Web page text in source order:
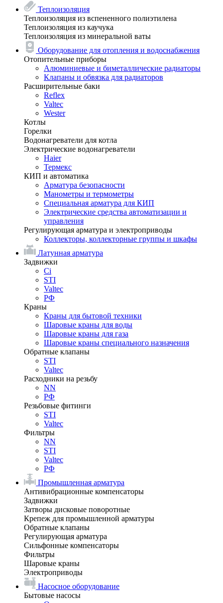
Теплоизоляция
Теплоизоляция из вспененного полиэтилена
Теплоизоляция из каучука
Теплоизоляция из минеральной ваты
Оборудование для отопления и водоснабжения
Отопительные приборы
Алюминиевые и биметаллические радиаторы
Клапаны и обвязка для радиаторов
Расширительные баки
Reflex
Valtec
Wester
Котлы
Горелки
Водонагреватели для котла
Электрические водонагреватели
Haier
Термекс
КИП и автоматика
Арматура безопасности
Манометры и термометры
Специальная арматура для КИП
Электрические средства автоматизации и
управления
Регулирующая арматура и электроприводы
Коллекторы, коллекторные группы и шкафы
Латунная арматура
Задвижки
Ci
STI
Valtec
РФ
Краны
Краны для бытовой техники
Шаровые краны для воды
Шаровые краны для газа
Шаровые краны специального назначения
Обратные клапаны
STI
Valtec
Расходники на резьбу
NN
РФ
Резьбовые фитинги
STI
Valtec
Фильтры
NN
STI
Valtec
РФ
Промышленная арматура
Антивибрационные компенсаторы
Задвижки
Затворы дисковые поворотные
Крепеж для промышленной арматуры
Обратные клапаны
Регулирующая арматура
Сильфонные компенсаторы
Фильтры
Шаровые краны
Электроприводы
Насосное оборудование
Бытовые насосы